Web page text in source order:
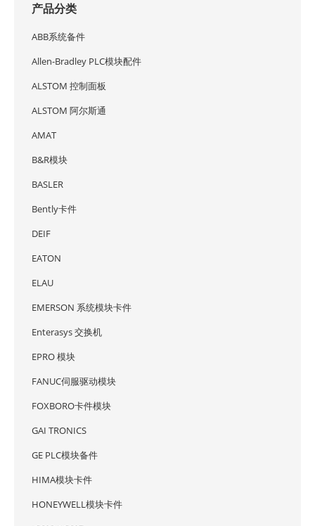
产品分类
ABB系统备件
Allen-Bradley PLC模块配件
ALSTOM 控制面板
ALSTOM 阿尔斯通
AMAT
B&R模块
BASLER
Bently卡件
DEIF
EATON
ELAU
EMERSON 系统模块卡件
Enterasys 交换机
EPRO 模块
FANUC伺服驱动模块
FOXBORO卡件模块
GAI TRONICS
GE PLC模块备件
HIMA模块卡件
HONEYWELL模块卡件